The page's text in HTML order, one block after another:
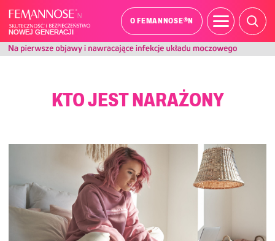
O FEMANNOSE®N
KTO JEST NARAŻONY